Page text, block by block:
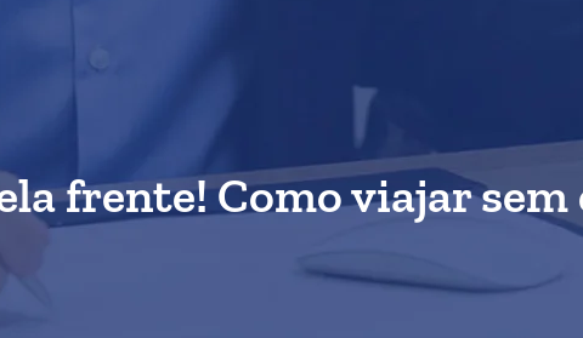
frente! Como viajar